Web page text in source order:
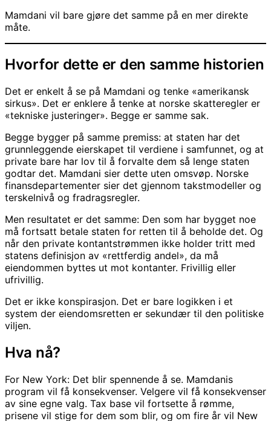
Mamdani vil bare gjøre det samme på en mer direkte
måte.
Hvorfor dette er den samme historien
Det er enkelt å se på Mamdani og tenke «amerikansk
sirkus». Det er enklere å tenke at norske skatteregler er
«tekniske justeringer». Begge er samme sak.
Begge bygger på samme premiss: at staten har det
grunnleggende eierskapet til verdiene i samfunnet, og at
private bare har lov til å forvalte dem så lenge staten
godtar det. Mamdani sier dette uten omsvøp. Norske
finansdepartementer sier det gjennom takstmodeller og
terskelnivå og fradragsregler.
Men resultatet er det samme: Den som har bygget noe
må fortsatt betale staten for retten til å beholde det. Og
når den private kontantstrømmen ikke holder tritt med
statens definisjon av «rettferdig andel», da må
eiendommen byttes ut mot kontanter. Frivillig eller
ufrivillig.
Det er ikke konspirasjon. Det er bare logikken i et
system der eiendomsretten er sekundær til den politiske
viljen.
Hva nå?
For New York: Det blir spennende å se. Mamdanis
program vil få konsekvenser. Velgere vil få konsekvenser
av sine egne valg. Tax base vil fortsette å rømme,
prisene vil stige for dem som blir, og om fire år vil New